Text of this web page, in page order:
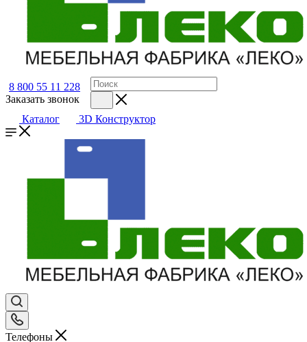
8 800 55 11 228
Заказать звонок
Каталог
3D Конструктор
Телефоны